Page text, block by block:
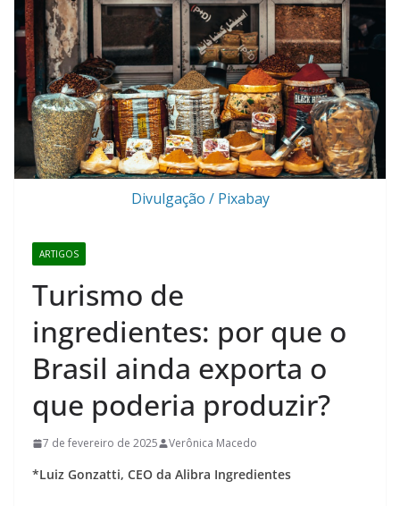
Divulgação / Pixabay
ARTIGOS
Turismo de
ingredientes: por que o
Brasil ainda exporta o
que poderia produzir?
7 de fevereiro de 2025 Verônica Macedo
*Luiz Gonzatti, CEO da Alibra Ingredientes